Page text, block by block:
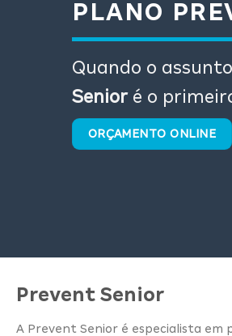
PLANO
Quando o
Senioré o
ORÇAMENTO ONLINE
Prevent Senior
A Prevent Senior é especialista em